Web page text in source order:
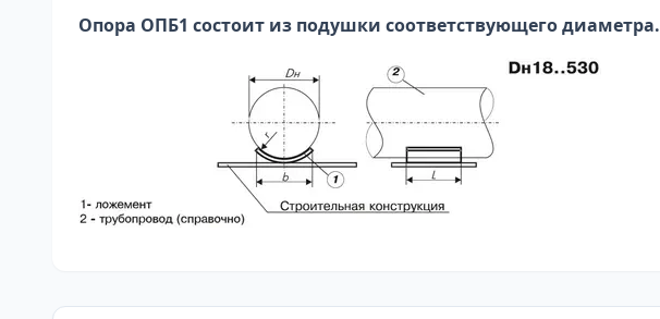
Опора ОПБ1 состоит из подушки соответствующего диаметра.